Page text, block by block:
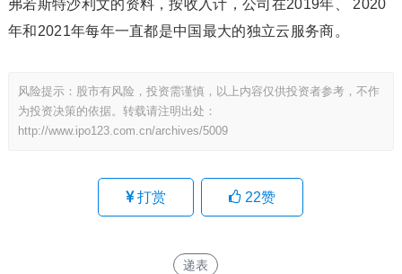
弗若斯特沙利文的资料，按收入计，公司在2019年、 2020
年和2021年每年一直都是中国最大的独立云服务商。
风险提示：股市有风险，投资需谨慎，以上内容仅供投资者参考，不作
为投资决策的依据。转载请注明出处：
http://www.ipo123.com.cn/archives/5009
打赏 22赞
递表